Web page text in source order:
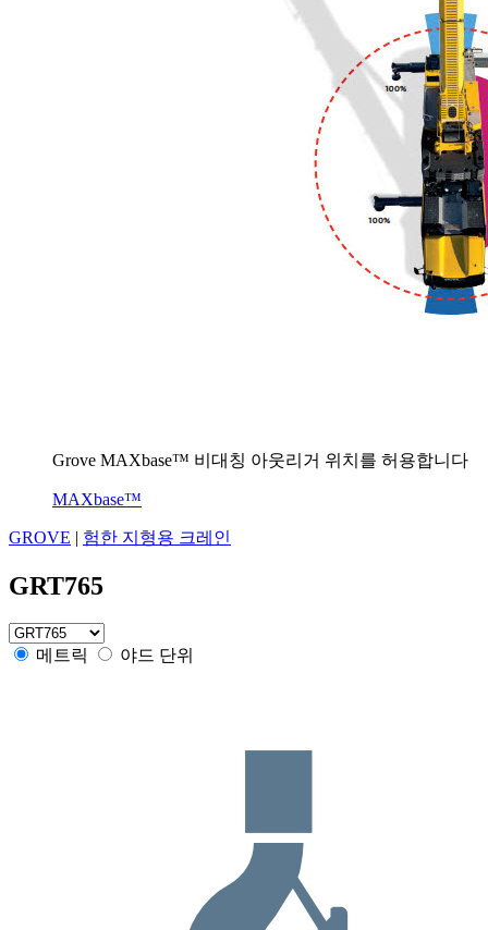
Grove MAXbase™ 비대칭 아웃리거 위치를 허용합니다
MAXbase™
GROVE | 험한 지형용 크레인
GRT765
메트릭 야드 단위